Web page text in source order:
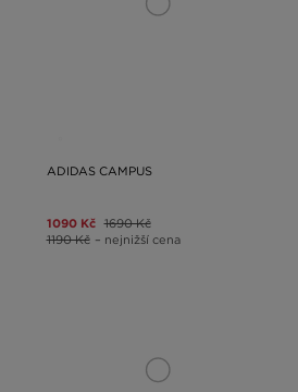
ADIDAS CAMPUS
1090 Kč 1690 Kč
1190 Kč – nejnižší cena